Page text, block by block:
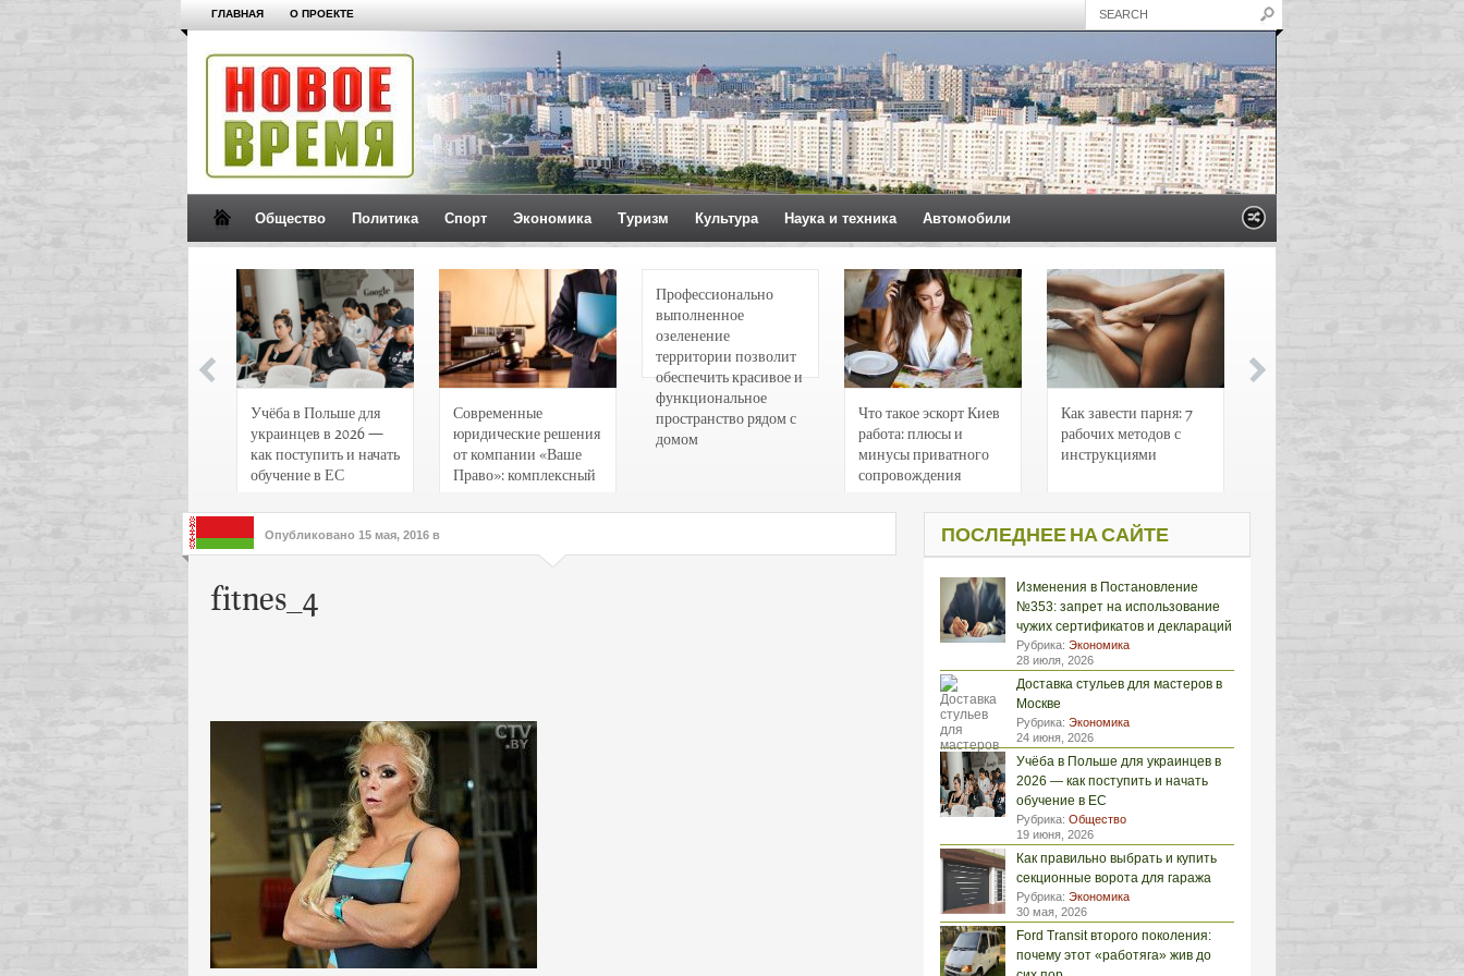
ГЛАВНАЯ О ПРОЕКТЕ
Общество Политика Спорт Экономика Туризм Культура Наука и техника Автомобили
Учёба в Польше для
украинцев в 2026 —
как поступить и начать
обучение в ЕС
Современные
юридические решения
от компании «Ваше
Право»: комплексный
интересов клиентов
Профессионально
выполненное
озеленение
территории позволит
обеспечить красивое и
функциональное
пространство рядом с
домом
Что такое эскорт Киев
работа: плюсы и
минусы приватного
сопровождения
Как завести парня: 7
рабочих методов с
инструкциями
Опубликовано 15 мая, 2016 в
fitnes_4
ПОСЛЕДНЕЕ НА САЙТЕ
Изменения в Постановление
№353: запрет на использование
чужих сертификатов и деклараций
Рубрика: Экономика
28 июля, 2026
Доставка стульев для мастеров в
Москве
Рубрика: Экономика
24 июня, 2026
Учёба в Польше для украинцев в
2026 — как поступить и начать
обучение в ЕС
Рубрика: Общество
19 июня, 2026
Как правильно выбрать и купить
секционные ворота для гаража
Рубрика: Экономика
30 мая, 2026
Ford Transit второго поколения:
почему этот «работяга» жив до